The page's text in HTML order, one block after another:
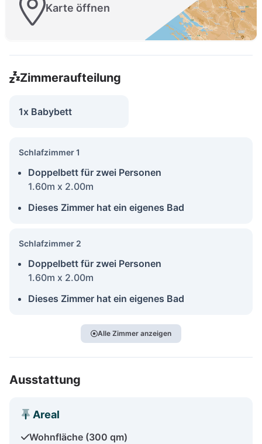
Karte öffnen
Zimmeraufteilung
1x Babybett
Schlafzimmer 1
Doppelbett für zwei Personen
1.60m x 2.00m
Dieses Zimmer hat ein eigenes Bad
Schlafzimmer 2
Doppelbett für zwei Personen
1.60m x 2.00m
Dieses Zimmer hat ein eigenes Bad
Alle Zimmer anzeigen
Ausstattung
Areal
Wohnfläche (300 qm)